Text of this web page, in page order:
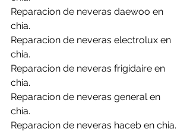
Reparacion de neveras daewoo en
chia.
Reparacion de neveras electrolux en
chia.
Reparacion de neveras frigidaire en
chia.
Reparacion de neveras general en
chia.
Reparacion de neveras haceb en chia.